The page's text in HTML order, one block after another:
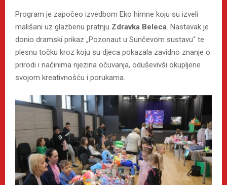
Program je započeo izvedbom Eko himne koju su izveli
mališani uz glazbenu pratnju Zdravka Beleca. Nastavak je
donio dramski prikaz „Pozonaut u Sunčevom sustavu“ te
plesnu točku kroz koju su djeca pokazala zavidno znanje o
prirodi i načinima njezina očuvanja, oduševivši okupljene
svojom kreativnošću i porukama.